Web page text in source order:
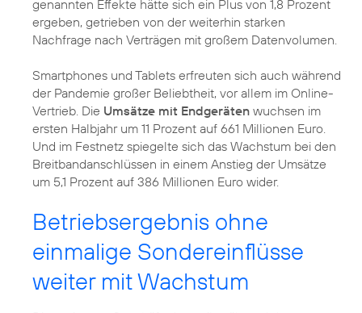
genannten Effekte hätte sich ein Plus von 1,8 Prozent
ergeben, getrieben von der weiterhin starken
Nachfrage nach Verträgen mit großem Datenvolumen.
Smartphones und Tablets erfreuten sich auch während
der Pandemie großer Beliebtheit, vor allem im Online-
Vertrieb. Die Umsätze mit Endgeräten wuchsen im
ersten Halbjahr um 11 Prozent auf 661 Millionen Euro.
Und im Festnetz spiegelte sich das Wachstum bei den
Breitbandanschlüssen in einem Anstieg der Umsätze
um 5,1 Prozent auf 386 Millionen Euro wider.
Betriebsergebnis ohne
einmalige Sondereinflüsse
weiter mit Wachstum